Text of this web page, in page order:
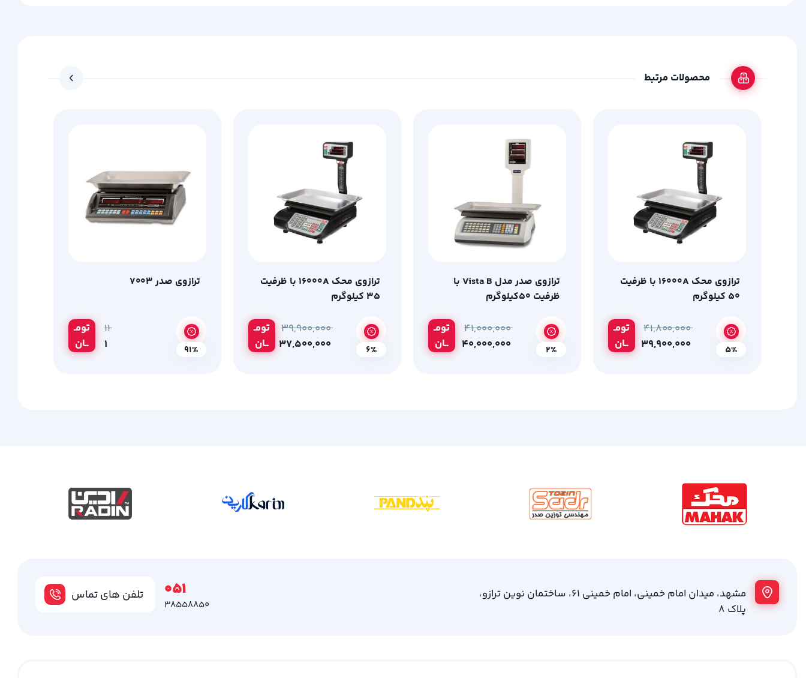
محصولات مرتبط
ترازوی محک 16000A با ظرفیت
50 کیلوگرم
تومـ
ــان
۴۱,۸۰۰,۰۰۰
5%
ترازوی صدر مدل Vista B با
ظرفیت 50کیلوگرم
تومـ
ــان
۴۱,۰۰۰,۰۰۰
2%
ترازوی محک 16000A با ظرفیت
35 کیلوگرم
تومـ
ــان
۳۹,۹۰۰,۰۰۰
6%
ترازوی صدر ۷۰۰۳
تومـ
ــان
۱۱
91%
مشهد، میدان امام خمینی، امام خمینی 61، ساختمان نوین ترازو،
پلاک 8
تلفن های تماس 051
38558850